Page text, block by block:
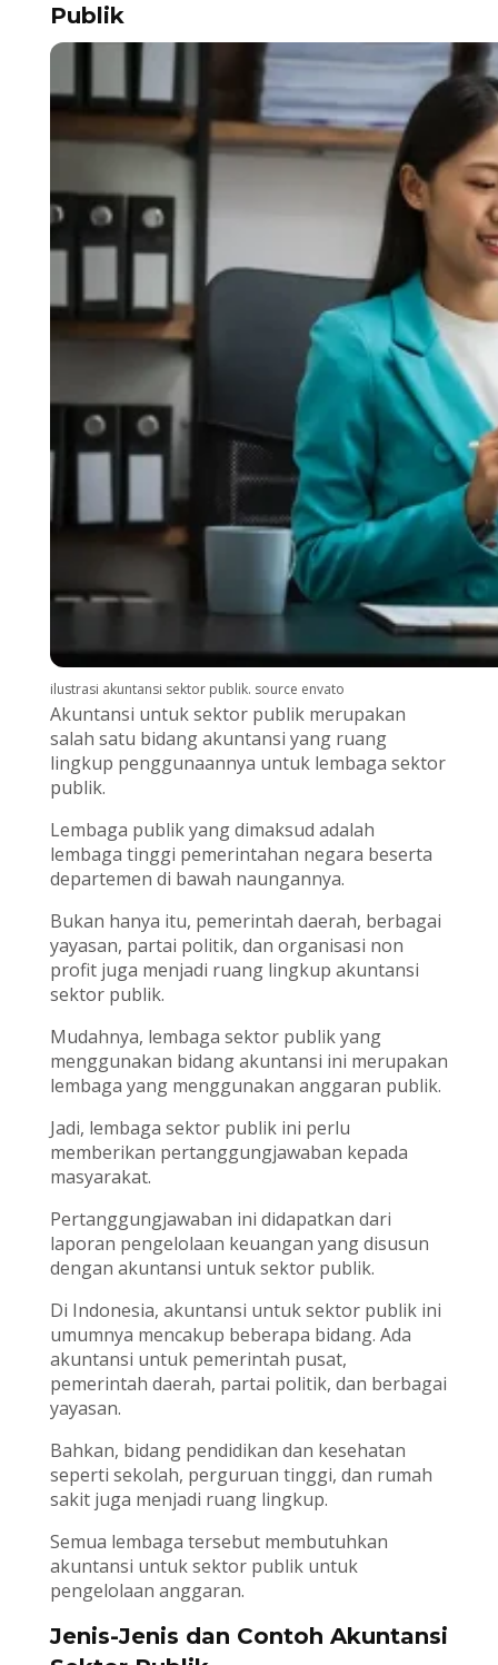
Publik
ilustrasi akuntansi sektor publik. source envato
Akuntansi untuk sektor publik merupakan
salah satu bidang akuntansi yang ruang
lingkup penggunaannya untuk lembaga sektor
publik.
Lembaga publik yang dimaksud adalah
lembaga tinggi pemerintahan negara beserta
departemen di bawah naungannya.
Bukan hanya itu, pemerintah daerah, berbagai
yayasan, partai politik, dan organisasi non
profit juga menjadi ruang lingkup akuntansi
sektor publik.
Mudahnya, lembaga sektor publik yang
menggunakan bidang akuntansi ini merupakan
lembaga yang menggunakan anggaran publik.
Jadi, lembaga sektor publik ini perlu
memberikan pertanggungjawaban kepada
masyarakat.
Pertanggungjawaban ini didapatkan dari
laporan pengelolaan keuangan yang disusun
dengan akuntansi untuk sektor publik.
Di Indonesia, akuntansi untuk sektor publik ini
umumnya mencakup beberapa bidang. Ada
akuntansi untuk pemerintah pusat,
pemerintah daerah, partai politik, dan berbagai
yayasan.
Bahkan, bidang pendidikan dan kesehatan
seperti sekolah, perguruan tinggi, dan rumah
sakit juga menjadi ruang lingkup.
Semua lembaga tersebut membutuhkan
akuntansi untuk sektor publik untuk
pengelolaan anggaran.
Jenis-Jenis dan Contoh Akuntansi